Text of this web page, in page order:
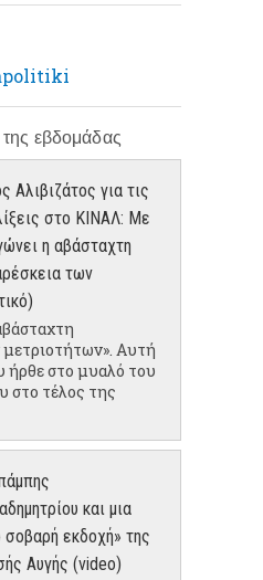
εβδομάδας
Αλιβιζάτος για τις
στο ΚΙΝΑΛ: Με
η αβάσταχτη
των
Αυτή
ήρθε στο μυαλό του
στο τέλος της
και μια
σοβαρή εκδοχή» της
Αυγής (video)